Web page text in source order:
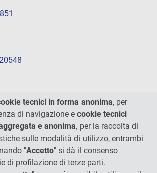
tecnici in forma anonima, per
di navigazione e cookie tecnici
e anonima, per la raccolta di
sulle modalità di utilizzo, entrambi
"Accetto" si dà il consenso
di profilazione di terze parti.